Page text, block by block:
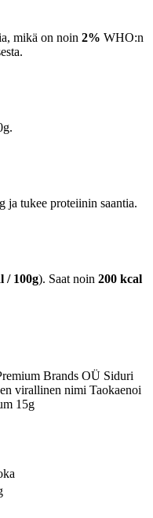
mikä on noin 2% WHO:n
ja tukee proteiinin saantia.
/ 100g). Saat noin 200 kcal
Brands OÜ Siduri
virallinen nimi Taokaenoi
15g